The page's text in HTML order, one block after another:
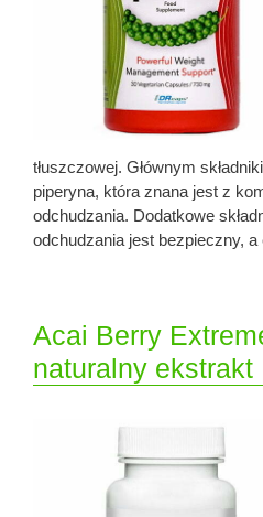
tłuszczowej. Głównym
piperyna, która znana jest z
odchudzania. Dodatkowe
odchudzania jest bezpieczny, a
Acai Berry
naturalny ekstrakt